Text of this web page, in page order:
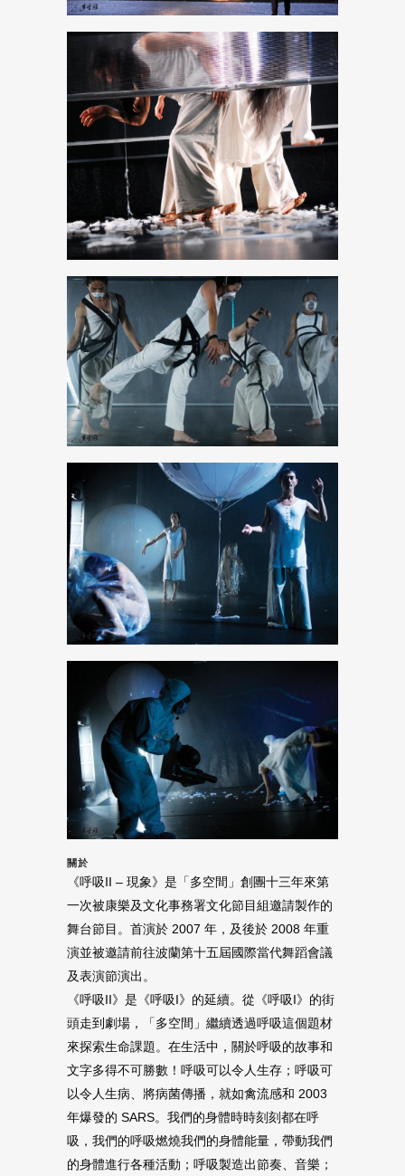
關於
《呼吸II – 現象》是「多空間」創團十三年來第
一次被康樂及文化事務署文化節目組邀請製作的
舞台節目。首演於 2007 年，及後於 2008 年重
演並被邀請前往波蘭第十五屆國際當代舞蹈會議
及表演節演出。
《呼吸II》是《呼吸I》的延續。從《呼吸I》的街
頭走到劇場，「多空間」繼續透過呼吸這個題材
來探索生命課題。在生活中，關於呼吸的故事和
文字多得不可勝數！呼吸可以令人生存；呼吸可
以令人生病、將病菌傳播，就如禽流感和 2003
年爆發的 SARS。我們的身體時時刻刻都在呼
吸，我們的呼吸燃燒我們的身體能量，帶動我們
的身體進行各種活動；呼吸製造出節奏、音樂；